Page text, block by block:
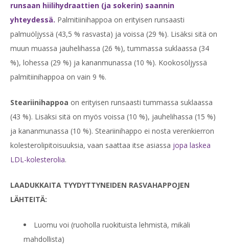
runsaan hiilihydraattien (ja sokerin) saannin
yhteydessä. Palmitiinihappoa on erityisen runsaasti
palmuöljyssä (43,5 % rasvasta) ja voissa (29 %). Lisäksi sitä on
muun muassa jauhelihassa (26 %), tummassa suklaassa (34
%), lohessa (29 %) ja kananmunassa (10 %). Kookosöljyssä
palmitiinihappoa on vain 9 %.
Steariinihappoa on erityisen runsaasti tummassa suklaassa
(43 %). Lisäksi sitä on myös voissa (10 %), jauhelihassa (15 %)
ja kananmunassa (10 %). Steariinihappo ei nosta verenkierron
kolesterolipitoisuuksia, vaan saattaa itse asiassa jopa laskea
LDL-kolesterolia.
LAADUKKAITA TYYDYTTYNEIDEN RASVAHAPPOJEN
LÄHTEITÄ:
Luomu voi (ruoholla ruokituista lehmistä, mikäli
mahdollista)